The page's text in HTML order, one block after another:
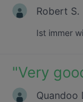
Robert S.
Ist immer
"Very
Quandoo